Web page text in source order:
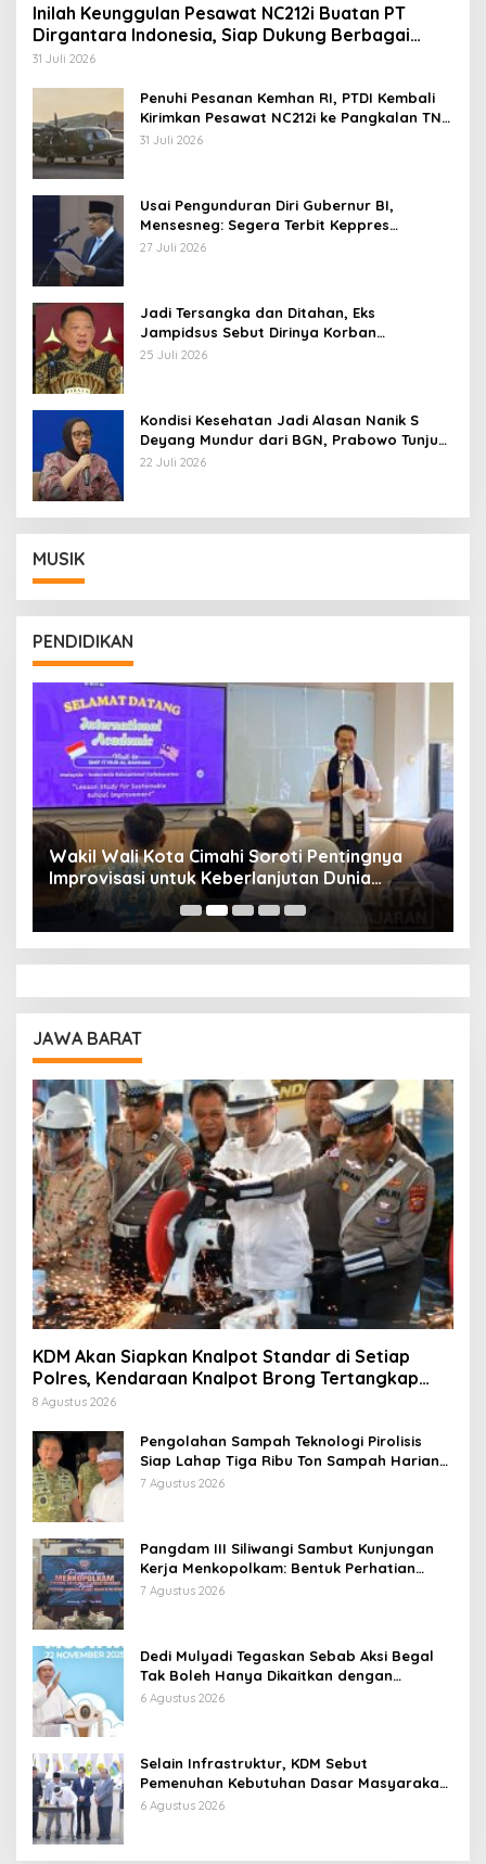
Inilah Keunggulan Pesawat NC212i Buatan PT
Dirgantara Indonesia, Siap Dukung Berbagai
Operasi TNI
31 Juli 2026
Penuhi Pesanan Kemhan RI, PTDI Kembali
Kirimkan Pesawat NC212i ke Pangkalan TNI
AU
31 Juli 2026
Usai Pengunduran Diri Gubernur BI,
Mensesneg: Segera Terbit Keppres
Pemberhentian dengan Hormat
27 Juli 2026
Jadi Tersangka dan Ditahan, Eks
Jampidsus Sebut Dirinya Korban
Kriminalisasi
25 Juli 2026
Kondisi Kesehatan Jadi Alasan Nanik S
Deyang Mundur dari BGN, Prabowo Tunjuk
Wamentan Sudaryono
22 Juli 2026
MUSIK
PENDIDIKAN
Wakil Wali Kota Cimahi Soroti Pentingnya
Improvisasi untuk Keberlanjutan Dunia
Pendidikan
JAWA BARAT
KDM Akan Siapkan Knalpot Standar di Setiap
Polres, Kendaraan Knalpot Brong Tertangkap
Langsung Ganti
8 Agustus 2026
Pengolahan Sampah Teknologi Pirolisis
Siap Lahap Tiga Ribu Ton Sampah Harian
Jawa Barat
7 Agustus 2026
Pangdam III Siliwangi Sambut Kunjungan
Kerja Menkopolkam: Bentuk Perhatian
Pemerintah
7 Agustus 2026
Dedi Mulyadi Tegaskan Sebab Aksi Begal
Tak Boleh Hanya Dikaitkan dengan
Ekonomi
6 Agustus 2026
Selain Infrastruktur, KDM Sebut
Pemenuhan Kebutuhan Dasar Masyarakat
Jadi Fokus APBD Jabar 2027
6 Agustus 2026